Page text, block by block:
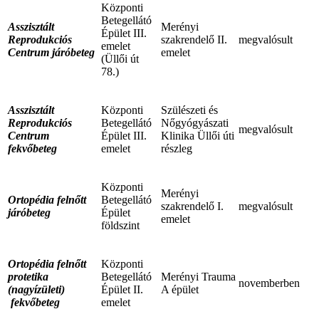
Asszisztált
Reprodukciós
Centrum járóbeteg
Központi
Betegellátó
Épület III.
emelet
(Üllői út
78.)
Merényi
szakrendelő II.
emelet
megvalósult
Asszisztált
Reprodukciós
Centrum
fekvőbeteg
Központi
Betegellátó
Épület III.
emelet
Szülészeti és
Nőgyógyászati
Klinika Üllői úti
részleg
megvalósult
Ortopédia felnőtt
járóbeteg
Központi
Betegellátó
Épület
földszint
Merényi
szakrendelő I.
emelet
megvalósult
Ortopédia felnőtt
protetika
(nagyízületi)
fekvőbeteg
Központi
Betegellátó
Épület II.
emelet
Merényi Trauma
A épület
novemberben